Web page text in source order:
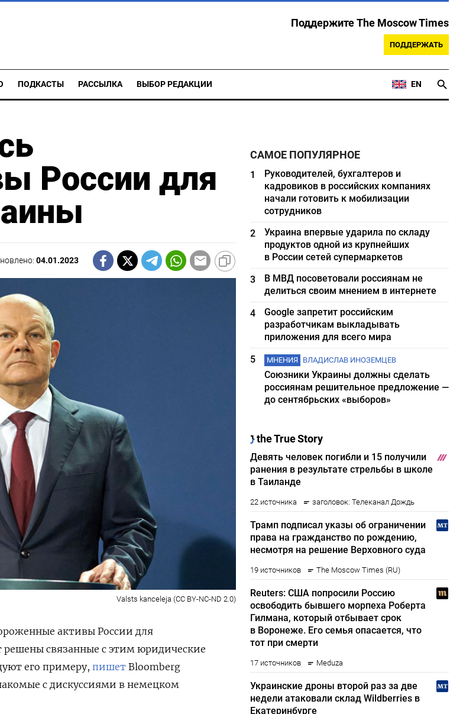
Поддержите The Moscow Times
ПОДДЕРЖАТЬ
ПОДКАСТЫ РАССЫЛКА ВЫБОР РЕДАКЦИИ EN
России для
04.01.2023
Valsts kanceleja (CC BY-NC-ND 2.0)
активы России для
решены связанные с этим юридические
его примеру, пишет Bloomberg
с дискуссиями в немецком
САМОЕ ПОПУЛЯРНОЕ
1
Руководителей, бухгалтеров и
кадровиков в российских компаниях
начали готовить к мобилизации
сотрудников
2
Украина впервые ударила по складу
продуктов одной из крупнейших
в России сетей супермаркетов
3
В МВД посоветовали россиянам не
делиться своим мнением в интернете
4
Google запретит российским
разработчикам выкладывать
приложения для всего мира
5
МНЕНИЯ ВЛАДИСЛАВ ИНОЗЕМЦЕВ
Союзники Украины должны сделать
россиянам решительное предложение —
до сентябрьских «выборов»